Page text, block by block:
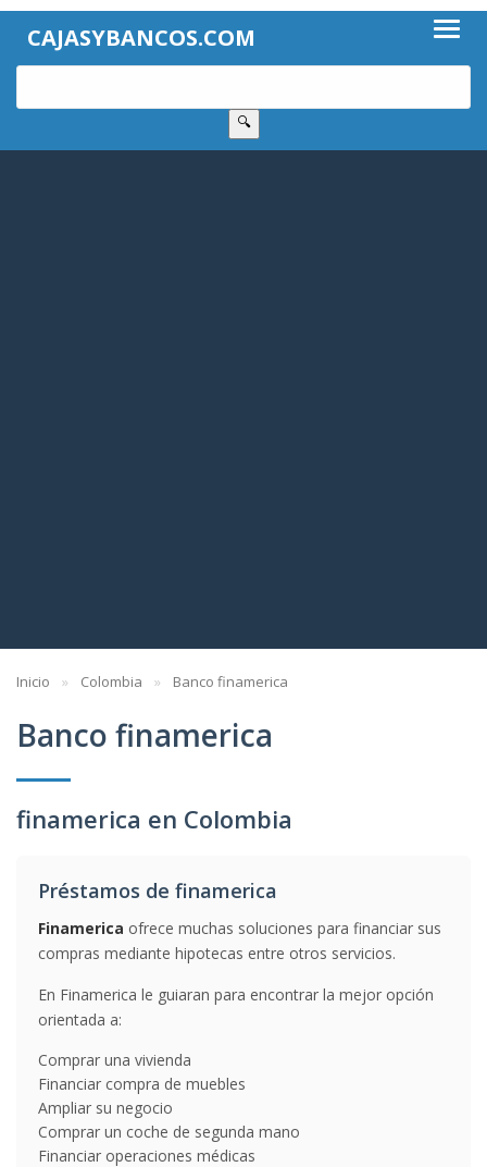
CAJASYBANCOS.COM
🔍
Inicio Colombia Banco finamerica
Banco finamerica
finamerica en Colombia
Préstamos de finamerica
Finamerica ofrece muchas soluciones para financiar sus
compras mediante hipotecas entre otros servicios.
En Finamerica le guiaran para encontrar la mejor opción
orientada a:
Comprar una vivienda
Financiar compra de muebles
Ampliar su negocio
Comprar un coche de segunda mano
Financiar operaciones médicas